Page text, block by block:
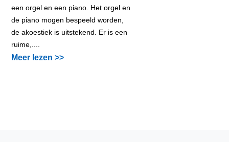
een orgel en een piano. Het orgel en
de piano mogen bespeeld worden,
de akoestiek is uitstekend. Er is een
ruime,....
Meer lezen >>